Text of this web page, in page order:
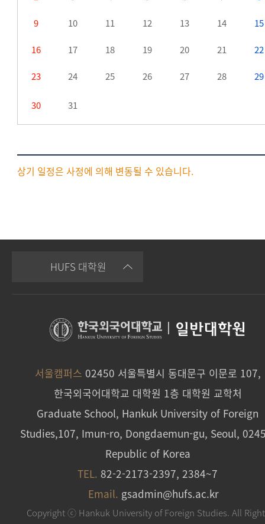
9 10 11 12 13 14 15
16 17 18 19 20 21 22
23 24 25 26 27 28 29
30 31
상기 일정은 사정에 의해 변동될 수 있습니다.
HUFS 대학원
일반대학원
서울캠퍼스 02450 서울특별시 동대문구 이문로 107,
한국외국어대학교 대학원 1층 대학원 교학처
Graduate School, Hankuk University of Foreign
Studies,107, Imun-ro, Dongdaemun-gu, Seoul,
Republic of Korea
TEL. 82-2-2173-2397, 2384~7
Email. gsadmin@hufs.ac.kr
Copyright ⓒ Hankuk University of Foreign Studies. All